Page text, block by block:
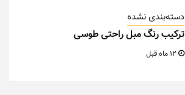
دسته‌بندی نشده
ترکیب رنگ مبل راحتی طوسی